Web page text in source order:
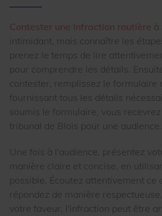
Contester une infraction routière à
intimidant, mais connaître les
prenez le temps de lire
pour comprendre les détails.
contester, remplissez le formulaire
fournissant tous les détails
soumis le formulaire, vous
tribunal de Blois pour une audience.
Une fois à l'audience, présentez
manière claire et concise, en
possible. Écoutez attentivement ce
répondez de manière
votre faveur, l'infraction peut être